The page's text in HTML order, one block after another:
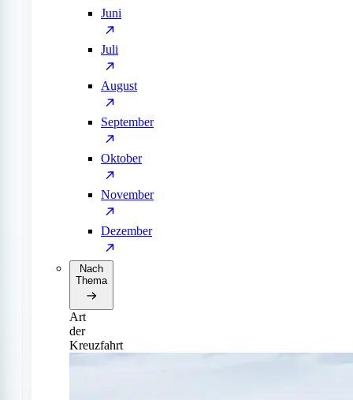
Juni
Juli
August
September
Oktober
November
Dezember
Nach
Thema
Art
der
Kreuzfahrt